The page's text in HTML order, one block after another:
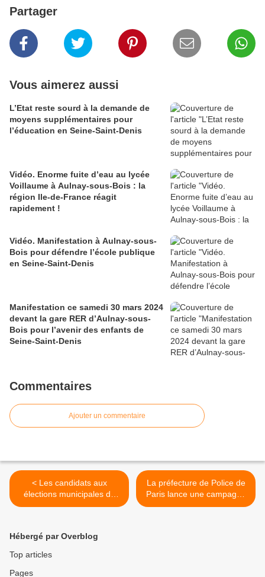
Partager
Vous aimerez aussi
L’Etat reste sourd à la demande de
moyens supplémentaires pour
l’éducation en Seine-Saint-Denis
Vidéo. Enorme fuite d’eau au lycée
Voillaume à Aulnay-sous-Bois : la
région Ile-de-France réagit
rapidement !
Vidéo. Manifestation à Aulnay-sous-
Bois pour défendre l’école publique
en Seine-Saint-Denis
Manifestation ce samedi 30 mars 2024
devant la gare RER d’Aulnay-sous-
Bois pour l’avenir des enfants de
Seine-Saint-Denis
Commentaires
Ajouter un commentaire
< Les candidats aux
élections municipales de
2014 en Seine-Saint-Denis
La préfecture de Police de
Paris lance une campagne
de recrutement pour les 18-
Hébergé par Overblog
Top articles
Pages